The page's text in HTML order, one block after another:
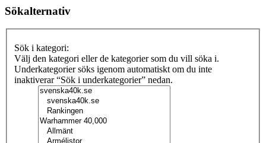
Sökalternativ
Sök i kategori:
Välj den kategori eller de kategorier som du vill söka i.
Underkategorier söks igenom automatiskt om du inte
inaktiverar “Sök i underkategorier” nedan.